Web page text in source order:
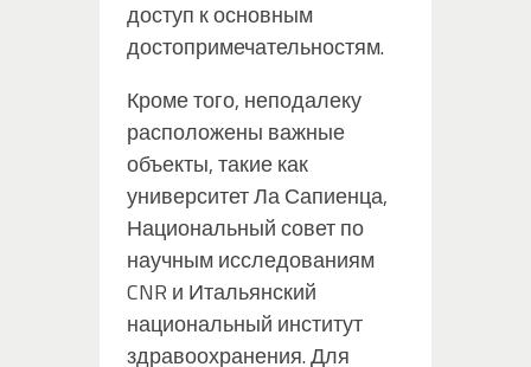
доступ к основным
достопримечательностям.
Кроме того, неподалеку
расположены важные
объекты, такие как
университет Ла Сапиенца,
Национальный совет по
научным исследованиям
CNR и Итальянский
национальный институт
здравоохранения. Для